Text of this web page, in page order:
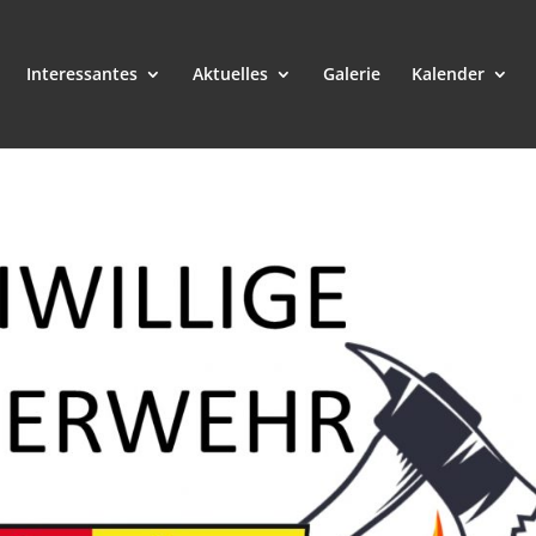
Interessantes Aktuelles Galerie Kalender